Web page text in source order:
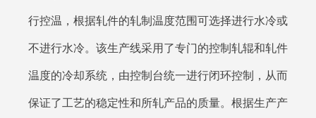
行控温，根据轧件的轧制温度范围可选择进行水冷或
不进行水冷。该生产线采用了专门的控制轧辊和轧件
温度的冷却系统，由控制台统一进行闭环控制，从而
保证了工艺的稳定性和所轧产品的质量。根据生产产